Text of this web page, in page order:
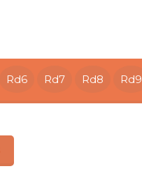
Rd6 Rd7 Rd8 Rd9